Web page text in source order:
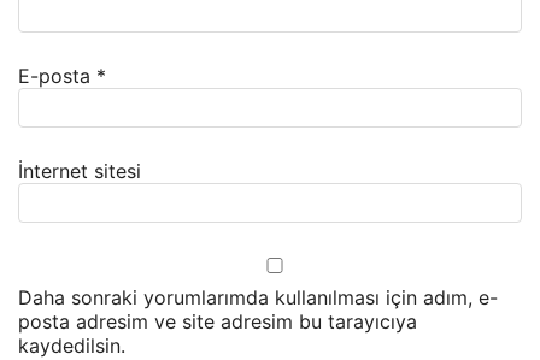
E-posta *
İnternet sitesi
Daha sonraki yorumlarımda kullanılması için adım, e-
posta adresim ve site adresim bu tarayıcıya
kaydedilsin.